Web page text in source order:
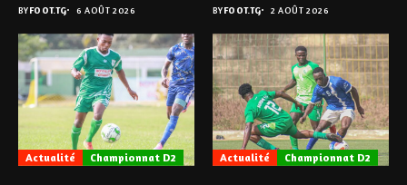
BYFOOT.TG 6 AOÛT 2026 BYFOOT.TG 2 AOÛT 2026
Actualité Championnat D2 Actualité Championnat D2